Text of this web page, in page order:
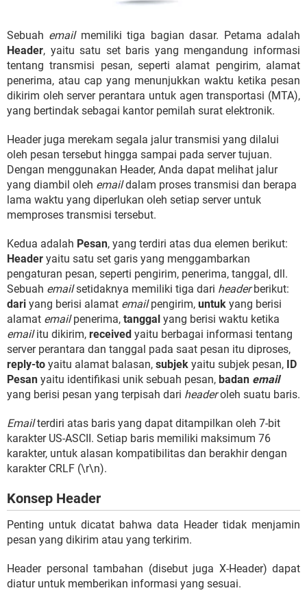
Sebuah emailmemiliki tiga bagian dasar. Petama adalah
Header, yaitu satu set baris yang mengandung informasi
tentang transmisi pesan, seperti alamat pengirim, alamat
penerima, atau cap yang menunjukkan waktu ketika pesan
dikirim oleh server perantara untuk agen transportasi (MTA),
yang bertindak sebagai kantor pemilah surat elektronik.
Header juga merekam segala jalur transmisi yang dilalui
oleh pesan tersebut hingga sampai pada server tujuan.
Dengan menggunakan Header, Anda dapat melihat jalur
yang diambil oleh emaildalam proses transmisi dan berapa
lama waktu yang diperlukan oleh setiap server untuk
memproses transmisi tersebut.
Kedua adalah Pesan, yang terdiri atas dua elemen berikut:
Header yaitu satu set garis yang menggambarkan
pengaturan pesan, seperti pengirim, penerima, tanggal, dll.
Sebuah emailsetidaknya memiliki tiga dari headerberikut:
dari yang berisi alamat emailpengirim, untuk yang berisi
alamat emailpenerima, tanggal yang berisi waktu ketika
emailitu dikirim, received yaitu berbagai informasi tentang
server perantara dan tanggal pada saat pesan itu diproses,
reply-to yaitu alamat balasan, subjek yaitu subjek pesan,
ID
Pesan yaitu identifikasi unik sebuah pesan, badan email
yang berisi pesan yang terpisah dari headeroleh suatu baris.
Emailterdiri atas baris yang dapat ditampilkan oleh 7-bit
karakter US-ASCII. Setiap baris memiliki maksimum 76
karakter, untuk alasan kompatibilitas dan berakhir dengan
karakter CRLF (\r\n).
Konsep Header
Penting untuk dicatat bahwa data Header tidak menjamin
pesan yang dikirim atau yang terkirim.
Header personal tambahan (disebut juga X-Header) dapat
diatur untuk memberikan informasi yang sesuai.